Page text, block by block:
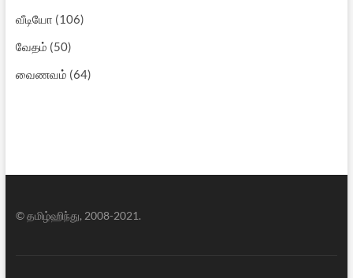
வீடியோ (106)
வேதம் (50)
வைணவம் (64)
© தமிழ்ஹிந்து, 2008-2021.